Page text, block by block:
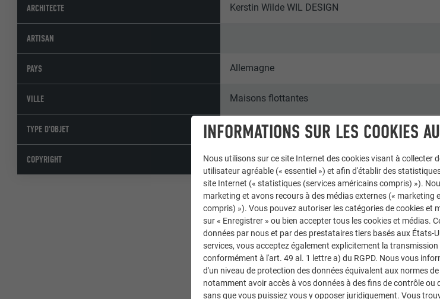
ARCHITECTE Kerstin Wilde WIL DESIGN
ARTISAN
PAYS Allemagne
VILLE Maisons flottantes
TYPE D'OBJET Résidences & immeubles collectifs
COPYRIGHT © PREFA | Werner Huthmacher
INFORMATIONS SUR LES COOKIES
Nous utilisons sur ce site Internet des cookies visant à collecter
utilisateur agréable (« essentiel ») et afin d'établir des
site Internet (« statistiques (services américains compris) »).
marketing et avons recours à des médias externes (« marketing
compris) »). Vous pouvez autoriser les catégories de cookies et
sur « Enregistrer » ou bien accepter tous les cookies et médias.
données par nous et par des prestataires tiers basés aux États-
services, vous acceptez également explicitement la
conformément à l'art. 49 al. 1 lettre a) du RGPD. Nous vous
d'un niveau de protection des données équivalent aux normes
notamment avoir accès à vos données à des fins de contrôle ou
sans que vous puissiez vous y opposer juridiquement. Vous